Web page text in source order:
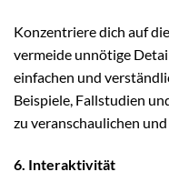
Konzentriere dich auf
vermeide unnötige
einfachen und
Beispiele, Fallstudien
zu veranschaulichen
6. Interaktivität